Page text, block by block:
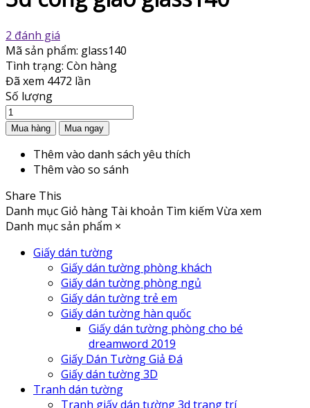
2 đánh giá
Mã sản phẩm: glass140
Tình trạng: Còn hàng
Đã xem 4472 lần
Số lượng
Thêm vào danh sách yêu thích
Thêm vào so sánh
Share This
Danh mụcGiỏ hàng Tài khoản Tìm kiếm Vừa xem
Danh mục sản phẩm ×
Giấy dán tường
Giấy dán tường phòng khách
Giấy dán tường phòng ngủ
Giấy dán tường trẻ em
Giấy dán tường hàn quốc
Giấy dán tường phòng cho bé
dreamword 2019
Giấy Dán Tường Giả Đá
Giấy dán tường 3D
Tranh dán tường
Tranh giấy dán tường 3d trang trí